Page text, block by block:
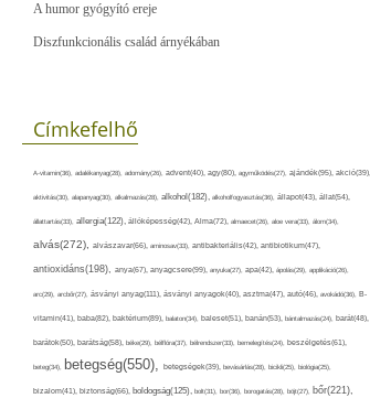
A humor gyógyító ereje
Diszfunkcionális család árnyékában
Címkefelhő
A-vitamin(36), adalékanyag(28), adomány(26), advent(40), agy(80), agyműködés(27), ajándék(95), akció(39),
aktivitás(30), alapanyag(30), alkalmazás(28), alkohol(182), alkoholfogyasztás(36), állapot(43), állat(54),
állattartás(33), allergia(122), állóképesség(42), Alma(72), almaecet(26), aloe vera(33), álom(34),
alvás(272), alvászavar(66), aminosav(33), antibakteriális(42), antibiotikum(47),
antioxidáns(198), anya(67), anyagcsere(99), anyuka(27), apa(42), ápolás(29), applikáció(26),
arc(29), arcbőr(27), ásványi anyag(111), ásványi anyagok(40), asztma(47), autó(46), avokádó(36), B-
vitamin(41), baba(82), baktérium(89), balaton(34), baleset(51), banán(53), bántalmazás(24), barát(48),
barátok(50), barátság(58), béke(29), bélflóra(37), bélrendszer(33), bemelegítés(24), beszélgetés(61),
beteg(34), betegség(550), betegségek(39), bevásárlás(28), bicikli(25), biológia(25),
bizalom(41), biztonság(66), boldogság(125), bolt(31), bor(36), borogatás(28), böjt(27), bőr(221),